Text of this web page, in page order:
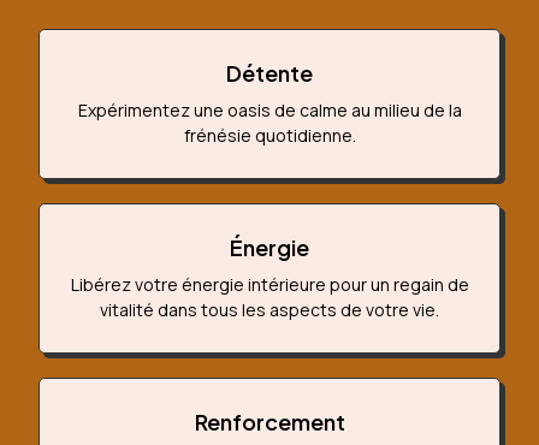
Détente
Expérimentez une oasis de calme au milieu de la
frénésie quotidienne.
Énergie
Libérez votre énergie intérieure pour un regain de
vitalité dans tous les aspects de votre vie.
Renforcement